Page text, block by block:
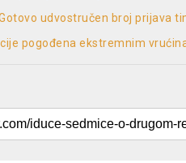
udvostručen broj prijava
pogođena ekstremnim